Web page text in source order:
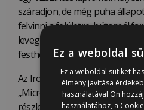
száradjon, de még puha
felvinni a felületre, bútornál
levegőn megszilárdulva a
festhetővé válik.
Az Iron Orchid Designs (IOD)
„Micro-Rim” (mikro keret)
részletgazdag öntvények
Ez a weboldal
Ez a weboldal sütiket
élmény javítása
használatával Ön
használatához, a